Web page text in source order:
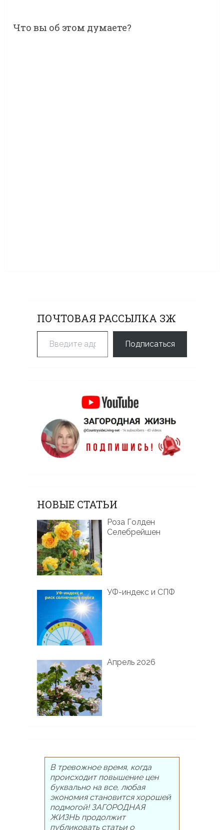
Что вы об этом думаете?
ПОЧТОВАЯ РАССЫЛКА ЗЖ
Введите адрес электронной почты…
Подписаться
НОВЫЕ СТАТЬИ
Роза Голден
Селебрейшен
УФ-индекс и СПФ
Апрель 2026
В тревожное время, когда
происходит повышение цен
буквально на все, любая
экономия становится хорошей
подмогой! ЗАГОРОДНАЯ
ЖИЗНЬ продолжит
публиковать статьи о